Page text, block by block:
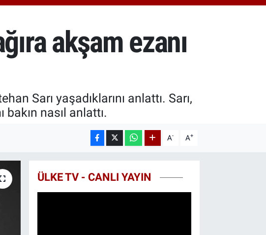
64.225,61
%-0.63
akşam ezanı
Sarı yaşadıklarını anlattı. Sarı,
nasıl anlattı.
A- A+
ÜLKE TV - CANLI YAYIN